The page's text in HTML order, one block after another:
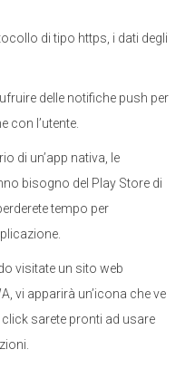
di tipo https, i dati degli
delle notifiche push per
con l’utente.
di un’app nativa, le
bisogno del Play Store di
tempo per
visitate un sito web
vi apparirà un’icona che ve
sarete pronti ad usare